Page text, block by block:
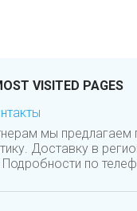
VISITED PAGES
мы предлагаем
Доставку в
по